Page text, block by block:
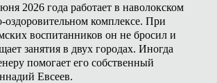
2026 года работает в наволокском
оздоровительном комплексе. При
воспитанников он не бросил и
занятия в двух городах. Иногда
помогает его собственный
Евсеев.